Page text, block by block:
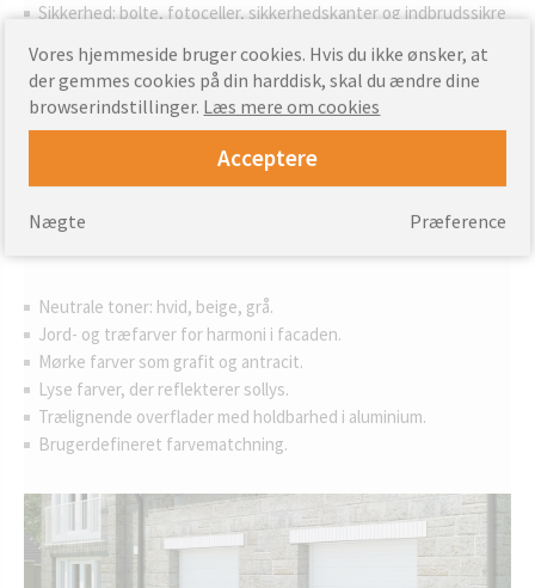
Sikkerhed: bolte, fotoceller, sikkerhedskanter og indbrudssikre
Vejrbestandighed mod regn, vind og sne.
Praktisk elektrisk drev, fjernbetjening og smart home-
integration.
Æstetiske finish, herunder bred farvepalet og glasur.
Skræddersyet produktion til enhver åbning.
Farver
Neutrale toner: hvid, beige, grå.
Jord- og træfarver for harmoni i facaden.
Mørke farver som grafit og antracit.
Lyse farver, der reflekterer sollys.
Trælignende overflader med holdbarhed i aluminium.
Brugerdefineret farvematchning.
Vores hjemmeside bruger cookies. Hvis du ikke ønsker, at
der gemmes cookies på din harddisk, skal du ændre dine
browserindstillinger. Læs mere om cookies
Acceptere
Præference
Nægte